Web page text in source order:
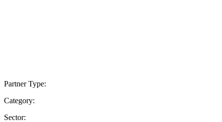
Partner Type:
Category:
Sector: